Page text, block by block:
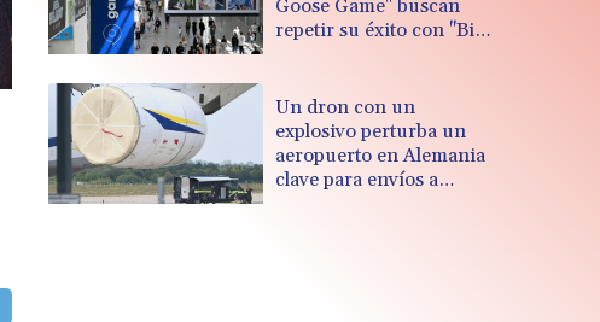
Goose Game" buscan
repetir su éxito con "Big
Un dron con un
explosivo perturba un
aeropuerto en Alemania
clave para envíos a